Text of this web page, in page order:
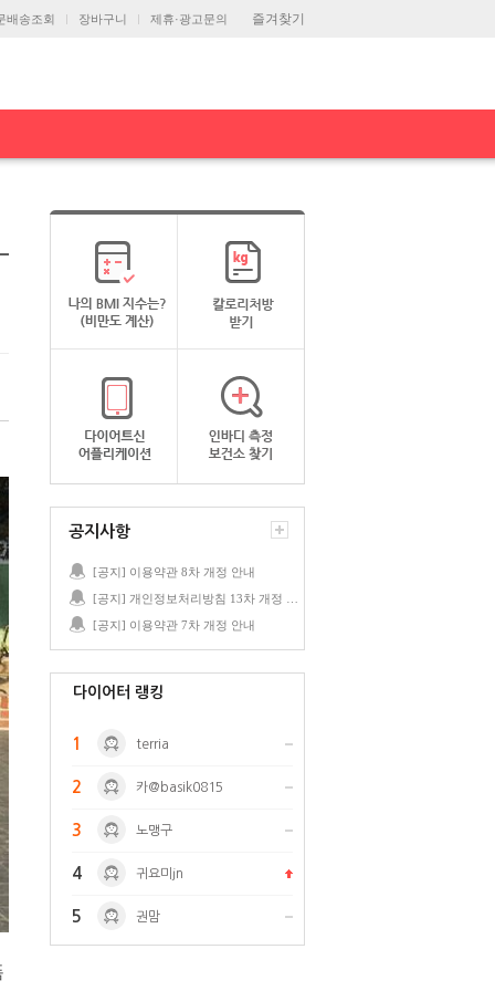
즐겨찾기
배송조회 장바구니 제휴·광고문의
공지사항
[공지] 이용약관 8차 개정 안내
[공지] 이용약관 7차 개정 안내
다이어터 랭킹
1 terria
2 카@basik0815
3 노맹구
4 귀요미jn
5 권맘